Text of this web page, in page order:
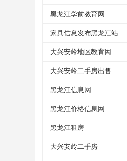
黑龙江学前教育网
家具信息发布黑龙江站
大兴安岭地区教育网
大兴安岭二手房出售
黑龙江信息网
黑龙江价格信息网
黑龙江租房
大兴安岭二手房